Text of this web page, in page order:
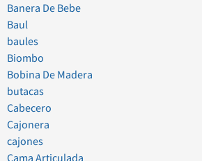
Banera De Bebe
Baul
baules
Biombo
Bobina De Madera
butacas
Cabecero
Cajonera
cajones